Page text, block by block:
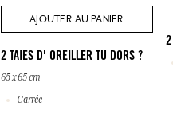
AJOUTER AU PANIER
2 TAIES D' OREILLER TU DORS ?
65 x 65 cm
Carrée
2